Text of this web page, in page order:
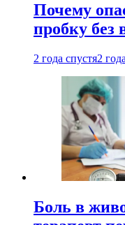
Почему
пробку без
2 года спустя2
Боль в